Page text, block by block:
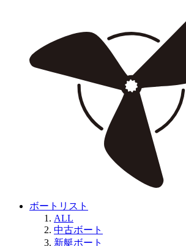
ボートリスト
ALL
中古ボート
新艇ボート